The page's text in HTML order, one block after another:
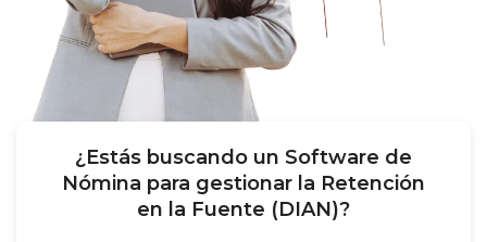
¿Estás buscando un Software de
Nómina para gestionar la Retención
en la Fuente (DIAN)?